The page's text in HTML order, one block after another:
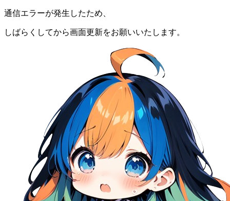
通信エラーが発生したため、
しばらくしてから画面更新をお願いいたします。